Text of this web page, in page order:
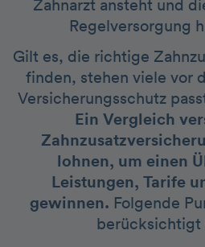
Zahnarzt ansteht und
Regelversorgung
Gilt es, die richtige
finden, stehen viele vor
Versicherungsschutz
Ein Vergleich
lohnen, um einen
Leistungen, Tarife
gewinnen. Folgende
berücksichtigt